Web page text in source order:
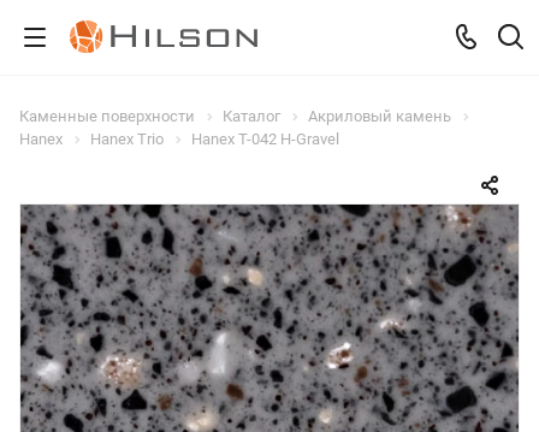
Каменные поверхности Каталог
Акриловый камень
Hanex
Hanex Trio Hanex T-042 H-Gravel